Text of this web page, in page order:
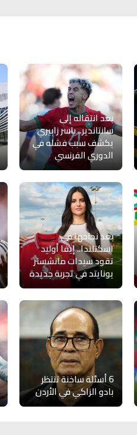
بعد انتقاله إلى
سانتاندير.. ياسر زابيري
يكشف سبب فشله في
الدوري الفرنسي
بعد نجاحها في
اسكتلندا.. إيفا أوليد
تقود سيدات مانشستر
يونايتد في تجربة جديدة
6 أسئلة ساخنة تنتظر
بادو الزاكي في الأردن